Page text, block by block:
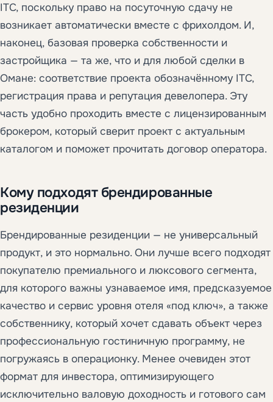
ITC, поскольку право на посуточную сдачу не
возникает автоматически вместе с фрихолдом. И,
наконец, базовая проверка собственности и
застройщика — та же, что и для любой сделки в
Омане: соответствие проекта обозначённому ITC,
регистрация права и репутация девелопера. Эту
часть удобно проходить вместе с лицензированным
брокером, который сверит проект с актуальным
каталогом и поможет прочитать договор оператора.
Кому подходят брендированные
резиденции
Брендированные резиденции — не универсальный
продукт, и это нормально. Они лучше всего подходят
покупателю премиального и люксового сегмента,
для которого важны узнаваемое имя, предсказуемое
качество и сервис уровня отеля «под ключ», а также
собственнику, который хочет сдавать объект через
профессиональную гостиничную программу, не
погружаясь в операционку. Менее очевиден этот
формат для инвестора, оптимизирующего
исключительно валовую доходность и готового сам